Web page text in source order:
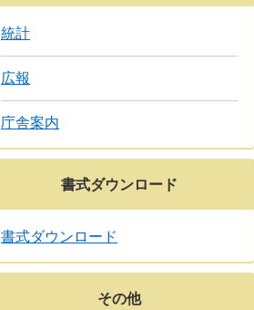
統計
広報
庁舎案内
書式ダウンロード
書式ダウンロード
その他